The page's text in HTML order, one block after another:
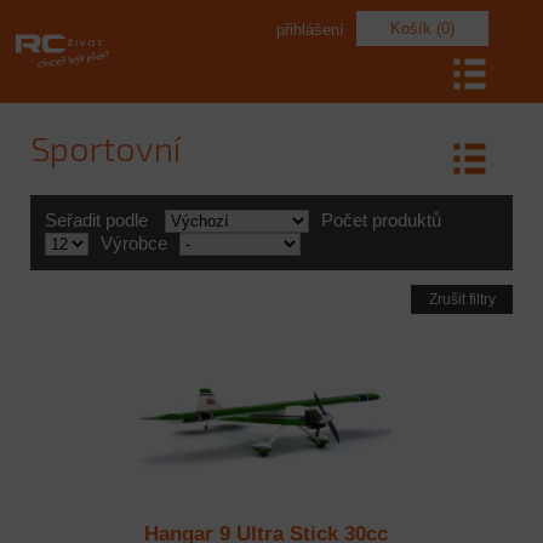
Košík (0)
přihlášení
Sportovní
Seřadit podle
Počet produktů
Výrobce
Zrušit filtry
Hangar 9 Ultra Stick 30cc